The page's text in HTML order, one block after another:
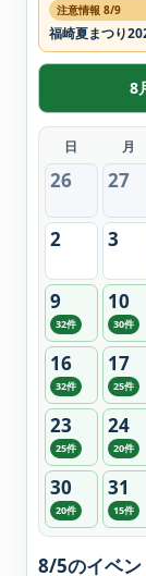
注意情報 8/9
福崎夏まつり
8
日 月
26 27
2 3
9
32件
10
30件
16
32件
17
25件
23
25件
24
20件
30
20件
31
15件
8/5のイベン